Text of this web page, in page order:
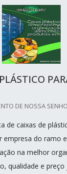
DE NOSSA
de caixas de
empresa do ramo
na melhor
qualidade e